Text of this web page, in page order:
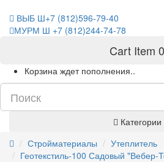
ВЫБ Ш+7 (812)596-79-40
МУРМ Ш +7 (812)244-74-78
Cart Item 0
Корзина ждет пополнения..
Категории
Стройматериалы
Утеплитель
Геотекстиль-100 Садовый "Вебер-